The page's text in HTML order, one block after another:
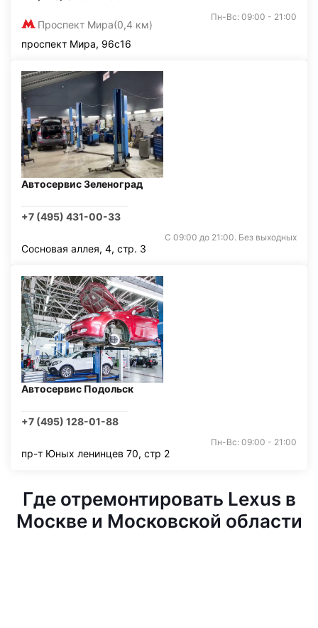
Проспект Мира(0,4 км)
Пн-Вс: 09:00 - 21:00
проспект Мира, 96с16
Автосервис Зеленоград
+7 (495) 431-00-33
С 09:00 до 21:00. Без выходных
Сосновая аллея, 4, стр. 3
Автосервис Подольск
+7 (495) 128-01-88
Пн-Вс: 09:00 - 21:00
пр-т Юных ленинцев 70, стр 2
Где отремонтировать Lexus в
Москве и Московской области